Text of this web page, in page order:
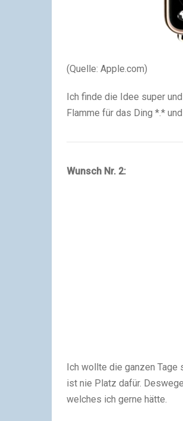
(Quelle: Apple.com)
Ich finde die Idee super
Flamme für das Ding *.*
Wunsch Nr. 2:
Ich wollte die ganzen Tage
ist nie Platz dafür.
welches ich gerne hätte.